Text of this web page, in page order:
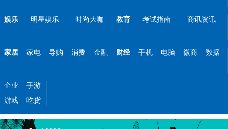
娱乐 明星娱乐 时尚大咖 教育 考试指南 商讯资讯
家居 家电 导购 消费 金融 财经 手机 电脑 微商 数据
企业
手游
游戏
吃货